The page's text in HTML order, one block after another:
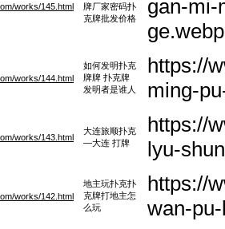
works/145.html
牌厂家密码扑
克牌批发价格
gan-mi-
ge.webp
works/144.html
如何发明扑克
牌牌 扑克牌
发明者是谁人
https://
ming-
works/143.html
大连旅顺扑克
—大连 打牌
https://
lyu-
works/142.html
地主玩扑克扑
克牌打地主怎
么玩
https://
wan-